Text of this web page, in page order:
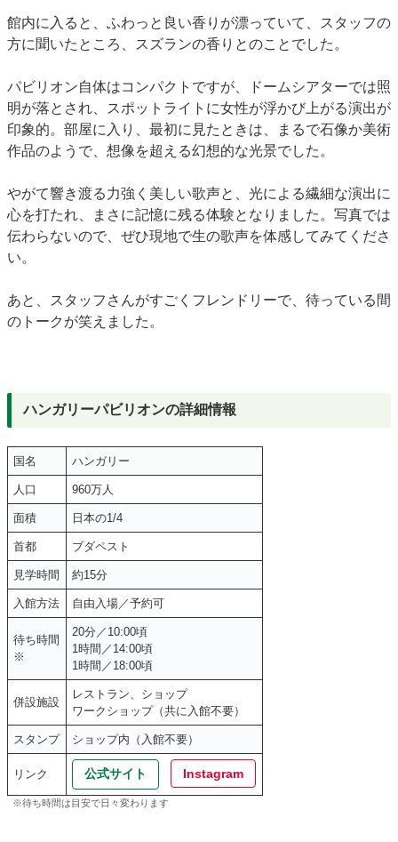
館内に入ると、ふわっと良い香りが漂っていて、スタッフの
方に聞いたところ、スズランの香りとのことでした。
パビリオン自体はコンパクトですが、ドームシアターでは照
明が落とされ、スポットライトに女性が浮かび上がる演出が
印象的。部屋に入り、最初に見たときは、まるで石像か美術
作品のようで、想像を超える幻想的な光景でした。
やがて響き渡る力強く美しい歌声と、光による繊細な演出に
心を打たれ、まさに記憶に残る体験となりました。写真では
伝わらないので、ぜひ現地で生の歌声を体感してみてくださ
い。
あと、スタッフさんがすごくフレンドリーで、待っている間
のトークが笑えました。
ハンガリーパビリオンの詳細情報
国名 ハンガリー
人口 960万人
面積 日本の1/4
首都 ブダペスト
見学時間 約15分
入館方法 自由入場／予約可
待ち時間
※
20分／10:00頃
1時間／14:00頃
1時間／18:00頃
併設施設
レストラン、ショップ
ワークショップ（共に入館不要）
スタンプ ショップ内（入館不要）
リンク 公式サイト Instagram
※待ち時間は目安で日々変わります